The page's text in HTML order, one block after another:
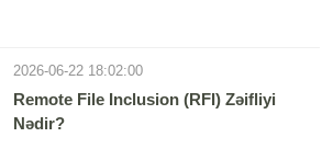
2026-06-22 18:02:00
Remote File Inclusion (RFI) Zəifliyi
Nədir?